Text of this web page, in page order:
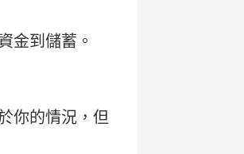
金到儲蓄。
你的情況，但